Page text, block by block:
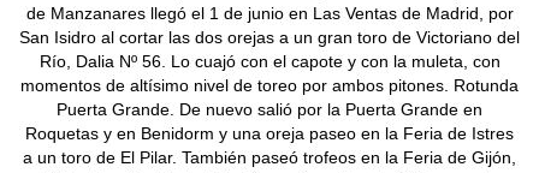
de Manzanares llegó el 1 de junio en Las Ventas de Madrid, por
San Isidro al cortar las dos orejas a un gran toro de Victoriano del
Río, Dalia Nº 56. Lo cuajó con el capote y con la muleta, con
momentos de altísimo nivel de toreo por ambos pitones. Rotunda
Puerta Grande. De nuevo salió por la Puerta Grande en
Roquetas y en Benidorm y una oreja paseo en la Feria de Istres
a un toro de El Pilar. También paseó trofeos en la Feria de Gijón,